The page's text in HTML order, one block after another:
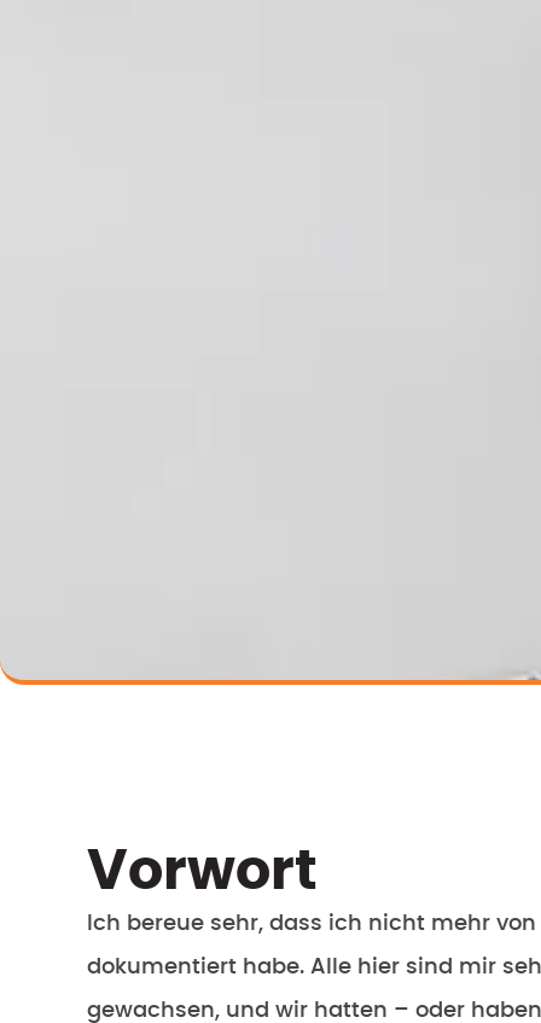
Vorwort
Ich bereue sehr, dass ich nicht mehr von
dokumentiert habe. Alle hier sind mir
gewachsen, und wir hatten – oder